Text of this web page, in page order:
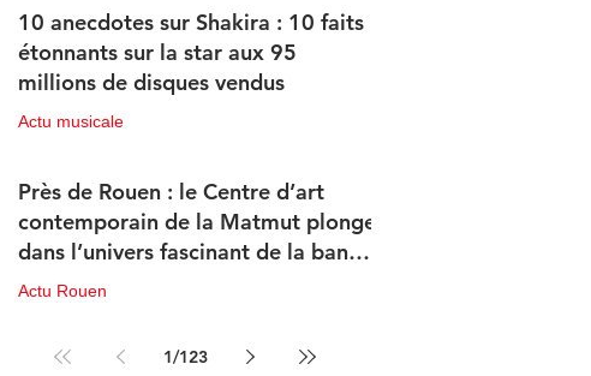
10 anecdotes sur Shakira : 10 faits
étonnants sur la star aux 95
millions de disques vendus
Actu musicale
Près de Rouen : le Centre d’art
contemporain de la Matmut plonge
dans l’univers fascinant de la bande
dessinée de science-fiction
Actu Rouen
1/123